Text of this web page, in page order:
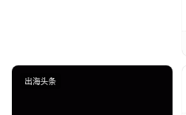
出海头条